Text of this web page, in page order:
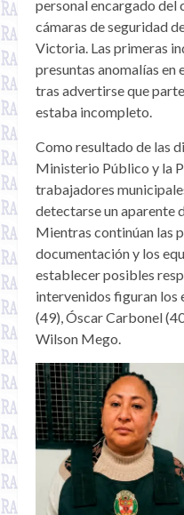
personal encargado del
cámaras de seguridad
Victoria. Las primeras
presuntas anomalías en
tras advertirse que
estaba incompleto.
Como resultado de las
Ministerio Público y la
trabajadores
detectarse un aparente
Mientras continúan las
documentación y los
establecer posibles
intervenidos figuran los
(49), Óscar Carbonel
Wilson Mego.